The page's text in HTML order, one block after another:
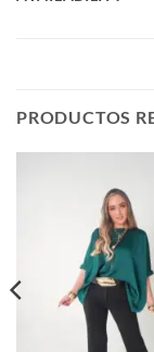
PRODUCTOS